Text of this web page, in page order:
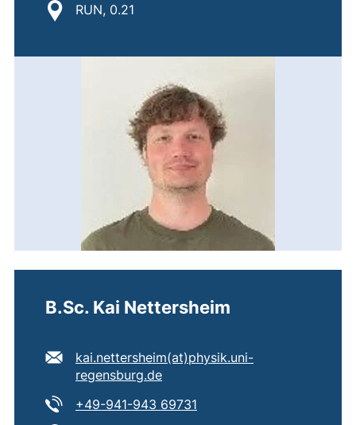
Standort:
RUN, 0.21
B.Sc. Kai Nettersheim
E-Mail Adresse:
kai.nettersheim​(at)​physik.uni-
regensburg.de(öffnet Ihr E-Mail-Programm)
Tel:
+49-941-943 69731